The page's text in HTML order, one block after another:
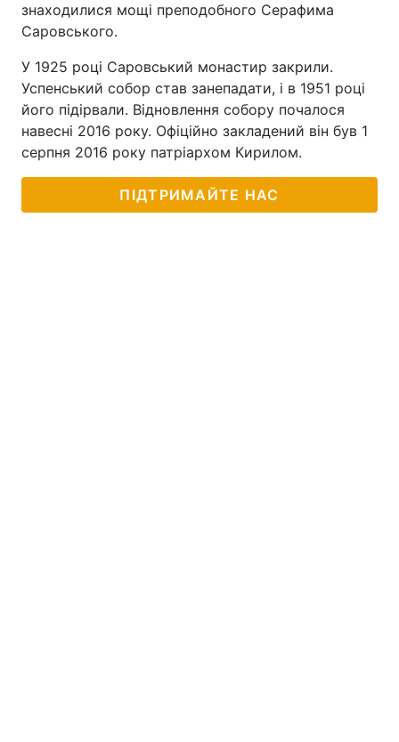
знаходилися мощі преподобного Серафима
Саровського.
У 1925 році Саровський монастир закрили.
Успенський собор став занепадати, і в 1951 році
його підірвали. Відновлення собору почалося
навесні 2016 року. Офіційно закладений він був 1
серпня 2016 року патріархом Кирилом.
ПІДТРИМАЙТЕ НАС